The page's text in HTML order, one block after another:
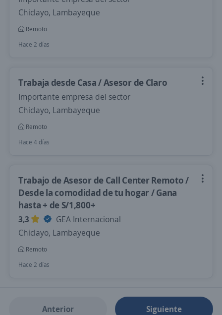
Chiclayo, Lambayeque
Remoto
Hace 2 días
Trabaja desde Casa / Asesor de Claro
Importante empresa del sector
Chiclayo, Lambayeque
Remoto
Hace 4 días
Trabajo de Asesor de Call Center Remoto /
Desde la comodidad de tu hogar / Gana
hasta + de S/1,800+
3,3
GEA Internacional
Chiclayo, Lambayeque
Remoto
Hace 2 días
Anterior Siguiente